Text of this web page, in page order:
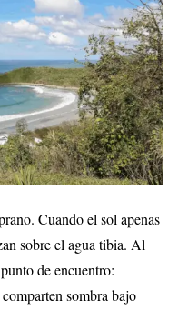
Cuando el sol apenas
sobre el agua tibia. Al
de encuentro:
sombra bajo